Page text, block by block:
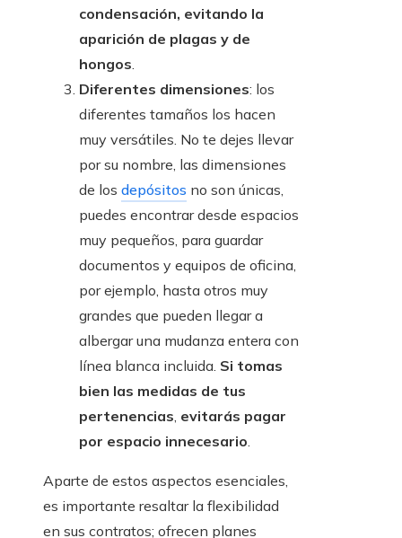
condensación, evitando la
aparición de plagas y de
hongos.
Diferentes dimensiones: los
diferentes tamaños los hacen
muy versátiles. No te dejes llevar
por su nombre, las dimensiones
de los depósitos no son únicas,
puedes encontrar desde espacios
muy pequeños, para guardar
documentos y equipos de oficina,
por ejemplo, hasta otros muy
grandes que pueden llegar a
albergar una mudanza entera con
línea blanca incluida. Si tomas
bien las medidas de tus
pertenencias, evitarás pagar
por espacio innecesario.
Aparte de estos aspectos esenciales,
es importante resaltar la flexibilidad
en sus contratos; ofrecen planes